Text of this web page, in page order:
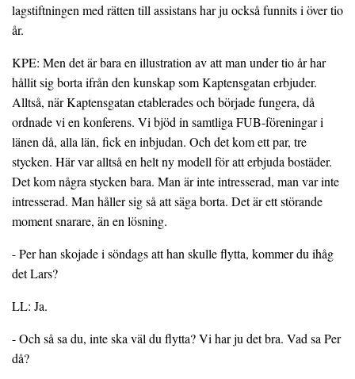
lagstiftningen med rätten till assistans har ju också funnits i över tio
år.
KPE: Men det är bara en illustration av att man under tio år har
hållit sig borta ifrån den kunskap som Kaptensgatan erbjuder.
Alltså, när Kaptensgatan etablerades och började fungera, då
ordnade vi en konferens. Vi bjöd in samtliga FUB-föreningar i
länen då, alla län, fick en inbjudan. Och det kom ett par, tre
stycken. Här var alltså en helt ny modell för att erbjuda bostäder.
Det kom några stycken bara. Man är inte intresserad, man var inte
intresserad. Man håller sig så att säga borta. Det är ett störande
moment snarare, än en lösning.
- Per han skojade i söndags att han skulle flytta, kommer du ihåg
det Lars?
LL: Ja.
- Och så sa du, inte ska väl du flytta? Vi har ju det bra. Vad sa Per
då?